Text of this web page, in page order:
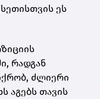
ეს
რადგან
ძლიერი
აგებს თავის